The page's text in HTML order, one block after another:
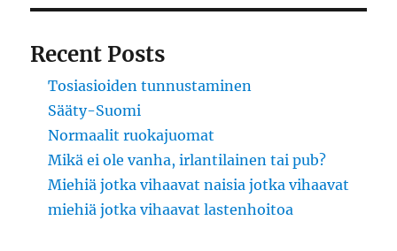
Recent Posts
Tosiasioiden tunnustaminen
Sääty-Suomi
Normaalit ruokajuomat
Mikä ei ole vanha, irlantilainen tai pub?
Miehiä jotka vihaavat naisia jotka vihaavat
miehiä jotka vihaavat lastenhoitoa